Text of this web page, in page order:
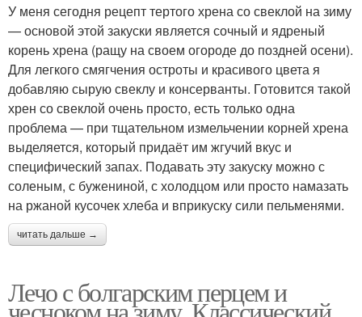
У меня сегодня рецепт тертого хрена со свеклой на зиму
— основой этой закуски является сочный и ядреный
корень хрена (ращу на своем огороде до поздней осени).
Для легкого смягчения остроты и красивого цвета я
добавляю сырую свеклу и консерванты. Готовится такой
хрен со свеклой очень просто, есть только одна
проблема — при тщательном измельчении корней хрена
выделяется, который придаёт им жгучий вкус и
специфический запах. Подавать эту закуску можно с
соленым, с бужениной, с холодцом или просто намазать
на ржаной кусочек хлеба и вприкуску сили пельменями.
читать дальше →
Лечо с болгарским перцем и